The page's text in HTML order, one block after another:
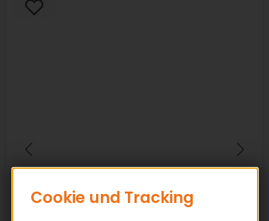
Cookie und Tracking